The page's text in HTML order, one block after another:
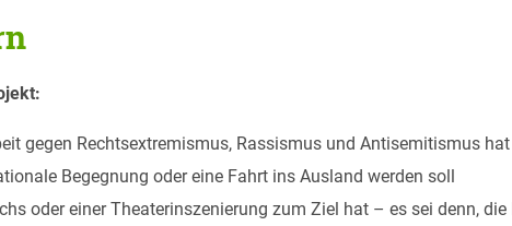
gegen Rechtsextremismus, Rassismus und Antisemitismus hat
Begegnung oder eine Fahrt ins Ausland werden soll
oder einer Theaterinszenierung zum Ziel hat – es sei denn,